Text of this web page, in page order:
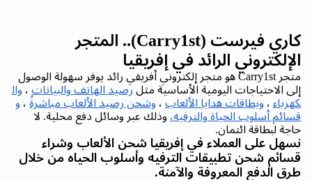
كاري فيرست (Carry1st).. المتجر
الإلكتروني الرائد في إفريقيا
متجر Carry1st هو متجر إلكتروني أفريقي رائد يوفر سهولة الوصول
إلى الاحتياجات اليومية الأساسية مثل رصيد الهاتف والبيانات ، وال
كهرباء ، وبطاقات هدايا الألعاب ، وشحن رصيد الألعاب مباشرةً ، و
قسائم أسلوب الحياة والترفيه، وذلك عبر وسائل دفع محلية. لا
حاجة لبطاقة ائتمان.
نسهل على العملاء في إفريقيا شحن الألعاب وشراء
قسائم شحن تطبيقات الترفيه وأسلوب الحياه من خلال
طرق الدفع المعروفة والآمنة.